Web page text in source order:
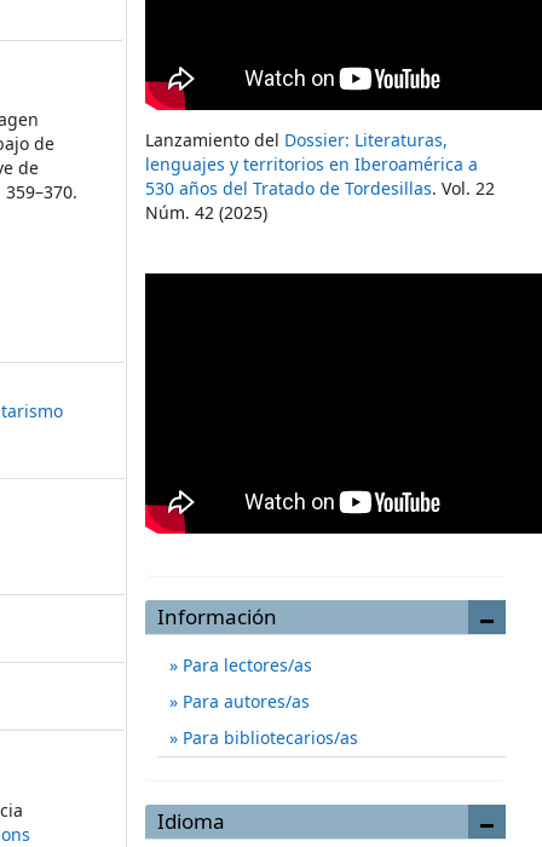
de
de
359–370.
Lanzamiento del Dossier: Literaturas,
lenguajes y territorios en Iberoamérica a
530 años del Tratado de Tordesillas. Vol. 22
Núm. 42 (2025)
Información
Para lectores/as
Para autores/as
Para bibliotecarios/as
Idioma